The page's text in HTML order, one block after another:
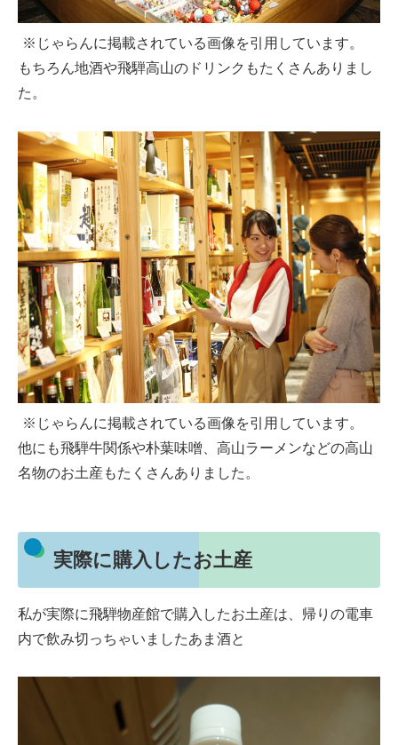
※じゃらんに掲載されている画像を引用しています。
もちろん地酒や飛騨高山のドリンクもたくさんありまし
た。
※じゃらんに掲載されている画像を引用しています。
他にも飛騨牛関係や朴葉味噌、高山ラーメンなどの高山
名物のお土産もたくさんありました。
実際に購入したお土産
私が実際に飛騨物産館で購入したお土産は、帰りの電車
内で飲み切っちゃいましたあま酒と